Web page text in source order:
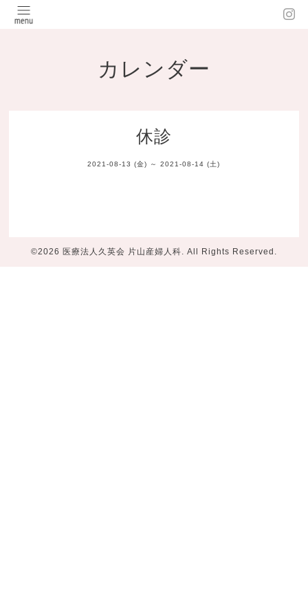
カレンダー
休診
2021-08-13 (金) ～ 2021-08-14 (土)
©2026 医療法人久英会 片山産婦人科. All Rights Reserved.